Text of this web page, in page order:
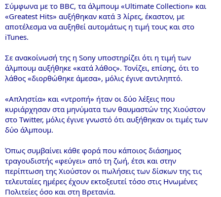
Σύμφωνα με το ΒΒC, τα άλμπουμ «Ultimate Collection» και
«Greatest Hits» αυξήθηκαν κατά 3 λίρες, έκαστον, με
αποτέλεσμα να αυξηθεί αυτομάτως η τιμή τους και στο
iTunes.
Σε ανακοίνωσή της η Sony υποστηρίζει ότι η τιμή των
άλμπουμ αυξήθηκε «κατά λάθος». Τονίζει, επίσης, ότι το
λάθος «διορθώθηκε άμεσα», μόλις έγινε αντιληπτό.
«Απληστία» και «ντροπή» ήταν οι δύο λέξεις που
κυριάρχησαν στα μηνύματα των θαυμαστών της Χιούστον
στο Twitter, μόλις έγινε γνωστό ότι αυξήθηκαν οι τιμές των
δύο άλμπουμ.
Όπως συμβαίνει κάθε φορά που κάποιος διάσημος
τραγουδιστής «φεύγει» από τη ζωή, έτσι και στην
περίπτωση της Χιούστον οι πωλήσεις των δίσκων της τις
τελευταίες ημέρες έχουν εκτοξευτεί τόσο στις Ηνωμένες
Πολιτείες όσο και στη Βρετανία.